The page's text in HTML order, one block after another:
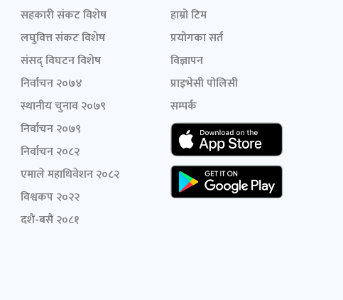
सहकारी संकट विशेष
लघुवित्त संकट विशेष
संसद् विघटन विशेष
निर्वाचन २०७४
स्थानीय चुनाव २०७९
निर्वाचन २०७९
निर्वाचन २०८२
एमाले महाधिवेशन २०८२
विश्वकप २०२२
दशैं-बसैं २०८१
हाम्रो टिम
प्रयोगका सर्त
विज्ञापन
प्राइभेसी पोलिसी
सम्पर्क